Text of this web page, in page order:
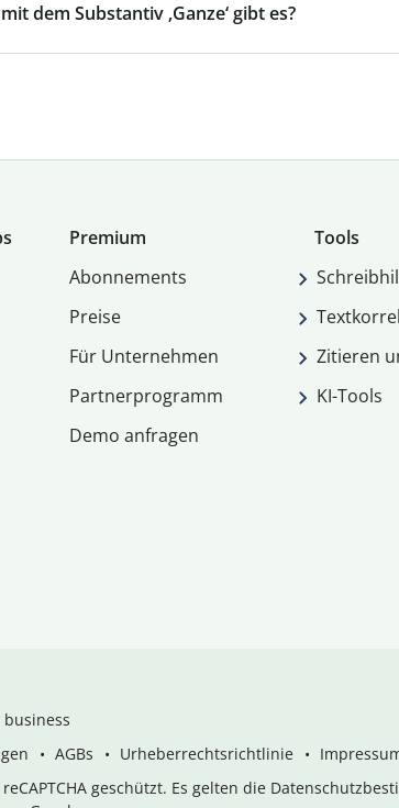
dem Substantiv ‚Ganze‘ gibt es?
Premium
Abon­ne­ments
Preise
Für Unternehmen
Partnerprogramm
Demo anfragen
Tools
Zitieren
KI-Tools
AGBs Urheberrechtsrichtlinie
geschützt. Es gelten die